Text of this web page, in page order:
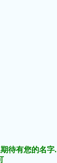
待有您的名字.